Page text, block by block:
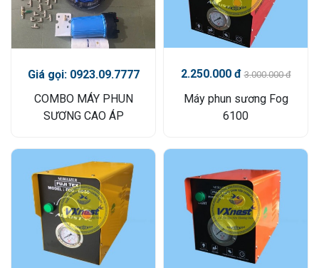
Giá gọi: 0923.09.7777
COMBO MÁY PHUN
SƯƠNG CAO ÁP
2.250.000 đ3.000.000 đ
Máy phun sương Fog
6100